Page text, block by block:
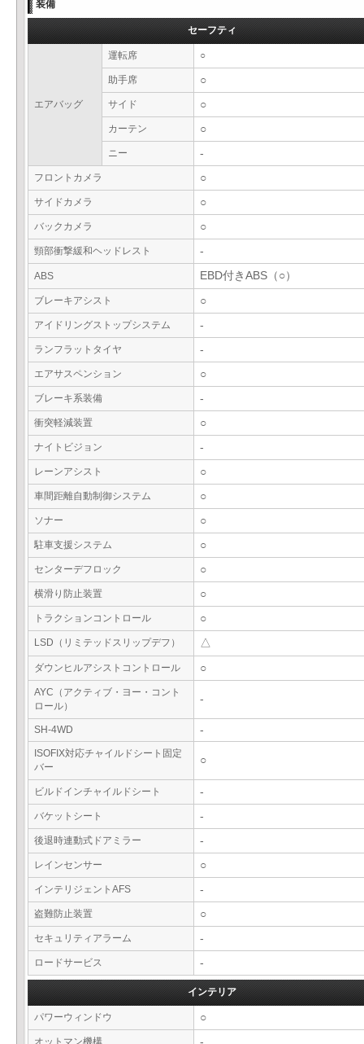
装備
セーフティ
エアバッグ
運転席 ○
助手席 ○
サイド ○
カーテン ○
ニー -
フロントカメラ ○
サイドカメラ ○
バックカメラ ○
頸部衝撃緩和ヘッドレスト -
ABS EBD付きABS（○）
ブレーキアシスト ○
アイドリングストップシステム -
ランフラットタイヤ -
エアサスペンション ○
ブレーキ系装備 -
衝突軽減装置 ○
ナイトビジョン -
レーンアシスト ○
車間距離自動制御システム ○
ソナー ○
駐車支援システム ○
センターデフロック ○
横滑り防止装置 ○
トラクションコントロール ○
LSD（リミテッドスリップデフ） △
ダウンヒルアシストコントロール ○
AYC（アクティブ・ヨー・コント
ロール）
-
SH-4WD -
ISOFIX対応チャイルドシート固定
バー
○
ビルドインチャイルドシート -
バケットシート -
後退時連動式ドアミラー -
レインセンサー ○
インテリジェントAFS -
盗難防止装置 ○
セキュリティアラーム -
ロードサービス -
インテリア
パワーウィンドウ ○
オットマン機構